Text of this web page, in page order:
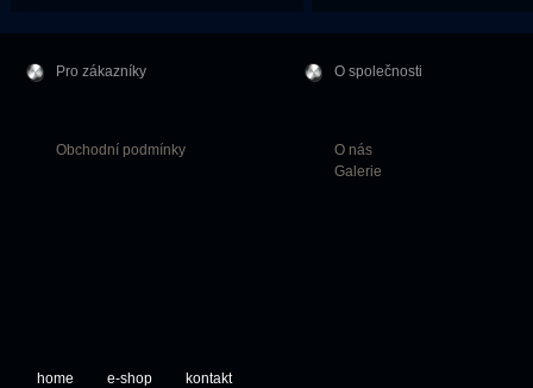
Pro zákazníky
Obchodní podmínky
O společnosti
O nás
Galerie
home e-shop kontakt